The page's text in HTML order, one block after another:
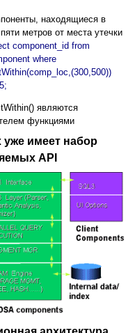
находящиеся в
метров от места утечки
component_id from
where
являются
функциями
уже имеет набор
API